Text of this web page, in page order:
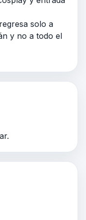
solo a
y no a todo el